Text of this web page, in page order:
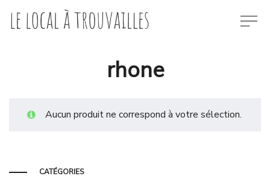
rhone
Aucun produit ne correspond à votre sélection.
CATÉGORIES